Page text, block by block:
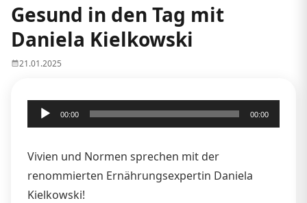
Gesund in den Tag mit
Daniela Kielkowski
21.01.2025
Audio-
Player
00:00 00:00
Vivien und Normen sprechen mit der
renommierten Ernährungsexpertin Daniela
Kielkowski!